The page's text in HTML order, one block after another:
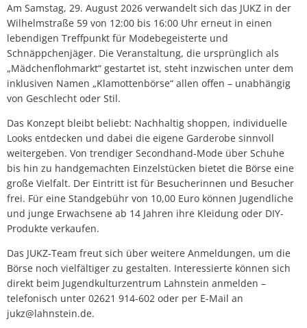
Am Samstag, 29. August 2026 verwandelt sich das JUKZ in der
Wilhelmstraße 59 von 12:00 bis 16:00 Uhr erneut in einen
lebendigen Treffpunkt für Modebegeisterte und
Schnäppchenjäger. Die Veranstaltung, die ursprünglich als
„Mädchenflohmarkt“ gestartet ist, steht inzwischen unter dem
inklusiven Namen „Klamottenbörse“ allen offen – unabhängig
von Geschlecht oder Stil.
Das Konzept bleibt beliebt: Nachhaltig shoppen, individuelle
Looks entdecken und dabei die eigene Garderobe sinnvoll
weitergeben. Von trendiger Secondhand-Mode über Schuhe
bis hin zu handgemachten Einzelstücken bietet die Börse eine
große Vielfalt. Der Eintritt ist für Besucherinnen und Besucher
frei. Für eine Standgebühr von 10,00 Euro können Jugendliche
und junge Erwachsene ab 14 Jahren ihre Kleidung oder DIY-
Produkte verkaufen.
Das JUKZ-Team freut sich über weitere Anmeldungen, um die
Börse noch vielfältiger zu gestalten. Interessierte können sich
direkt beim Jugendkulturzentrum Lahnstein anmelden –
telefonisch unter 02621 914-602 oder per E-Mail an
jukz@lahnstein.de.